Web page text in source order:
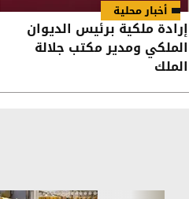
أخبار محلية
إرادة ملكية برئيس الديوان
الملكي ومدير مكتب جلالة
الملك